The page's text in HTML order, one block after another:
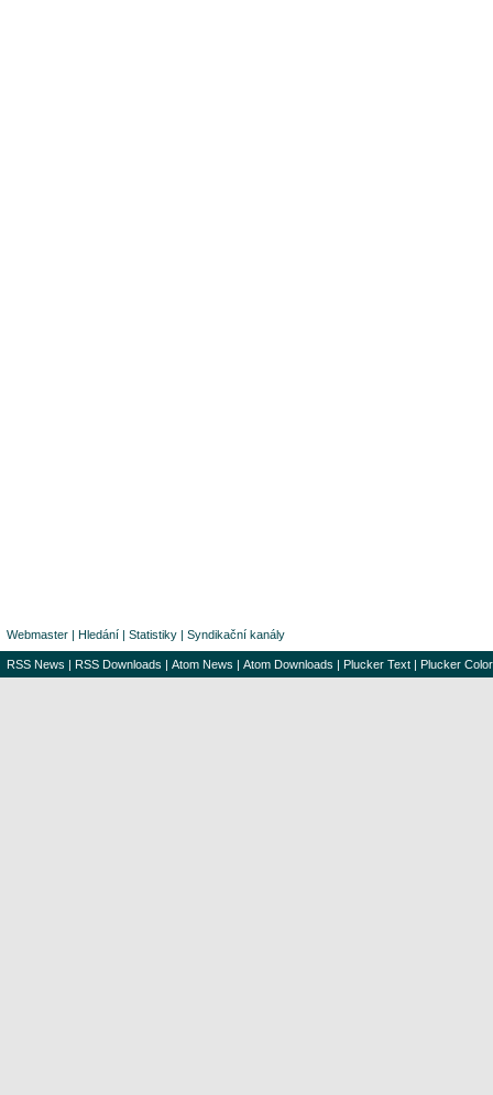
Webmaster | Hledání | Statistiky | Syndikační kanály
RSS News | RSS Downloads | Atom News | Atom Downloads | Plucker Text | Plucker Color